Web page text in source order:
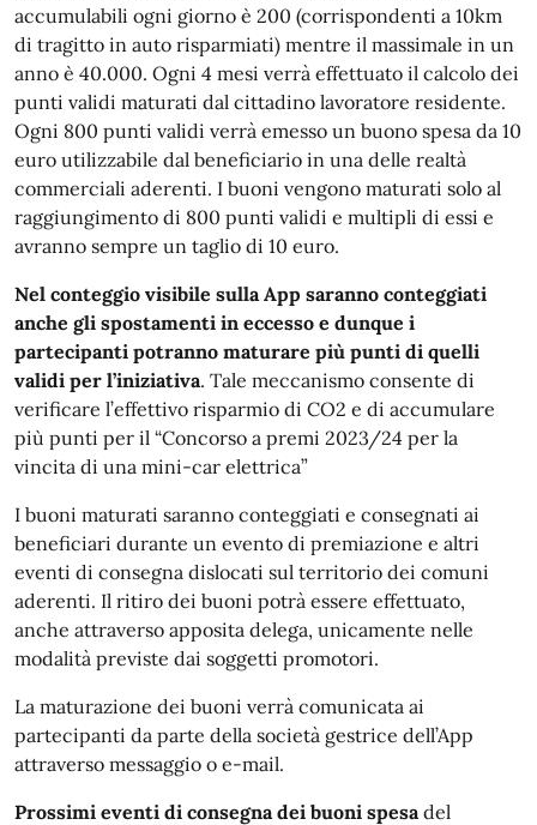
accumulabili ogni giorno è 200 (corrispondenti a 10km
di tragitto in auto risparmiati) mentre il massimale in un
anno è 40.000. Ogni 4 mesi verrà effettuato il calcolo dei
punti validi maturati dal cittadino lavoratore residente.
Ogni 800 punti validi verrà emesso un buono spesa da 10
euro utilizzabile dal beneficiario in una delle realtà
commerciali aderenti. I buoni vengono maturati solo al
raggiungimento di 800 punti validi e multipli di essi e
avranno sempre un taglio di 10 euro.
Nel conteggio visibile sulla App saranno conteggiati
anche gli spostamenti in eccesso e dunque i
partecipanti potranno maturare più punti di quelli
validi per l’iniziativa. Tale meccanismo consente di
verificare l’effettivo risparmio di CO2 e di accumulare
più punti per il “Concorso a premi 2023/24 per la
vincita di una mini-car elettrica”
I buoni maturati saranno conteggiati e consegnati ai
beneficiari durante un evento di premiazione e altri
eventi di consegna dislocati sul territorio dei comuni
aderenti. Il ritiro dei buoni potrà essere effettuato,
anche attraverso apposita delega, unicamente nelle
modalità previste dai soggetti promotori.
La maturazione dei buoni verrà comunicata ai
partecipanti da parte della società gestrice dell’App
attraverso messaggio o e-mail.
Prossimi eventi di consegna dei buoni spesa del